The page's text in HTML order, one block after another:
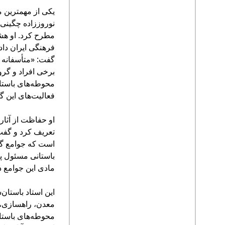
یکی از
نوروززاده
مطرح کرد. او
فرهنگی ایران
گفت: «متأسفانه
برخی افراد و
محوطه‌های
فعالیت‌های این
او حفاظت از
تعریف کرد و
است که جوامع
باستانی مسئول
مادی این جوامع
این استاد
معدن،
محوطه‌های